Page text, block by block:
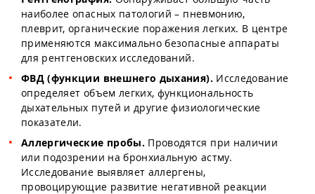
наиболее опасных патологий – пневмонию,
плеврит, органические поражения легких. В центре
применяются максимально безопасные аппараты
для рентгеновских исследований.
ФВД (функции внешнего дыхания). Исследование
определяет объем легких, функциональность
дыхательных путей и другие физиологические
показатели.
Аллергические пробы. Проводятся при наличии
или подозрении на бронхиальную астму.
Исследование выявляет аллергены,
провоцирующие развитие негативной реакции